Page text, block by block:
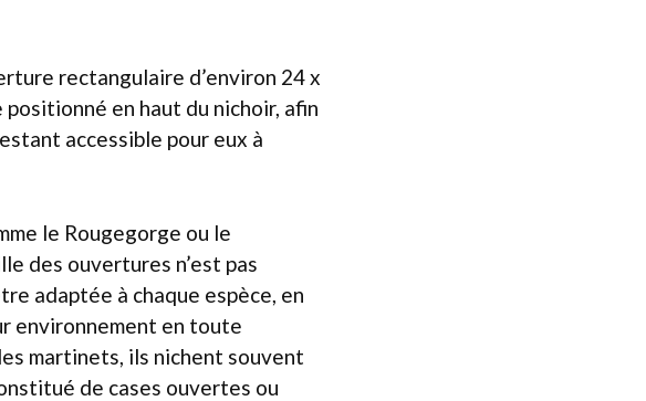
rectangulaire d’environ 24 x
en haut du nichoir, afin
accessible pour eux à
le Rougegorge ou le
des ouvertures n’est pas
adaptée à chaque espèce, en
environnement en toute
martinets, ils nichent souvent
de cases ouvertes ou